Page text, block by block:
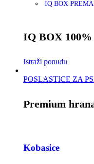
IQ BOX
IQ BOX
Istraži ponudu
POSLASTICE ZA
Premium
Kobasice